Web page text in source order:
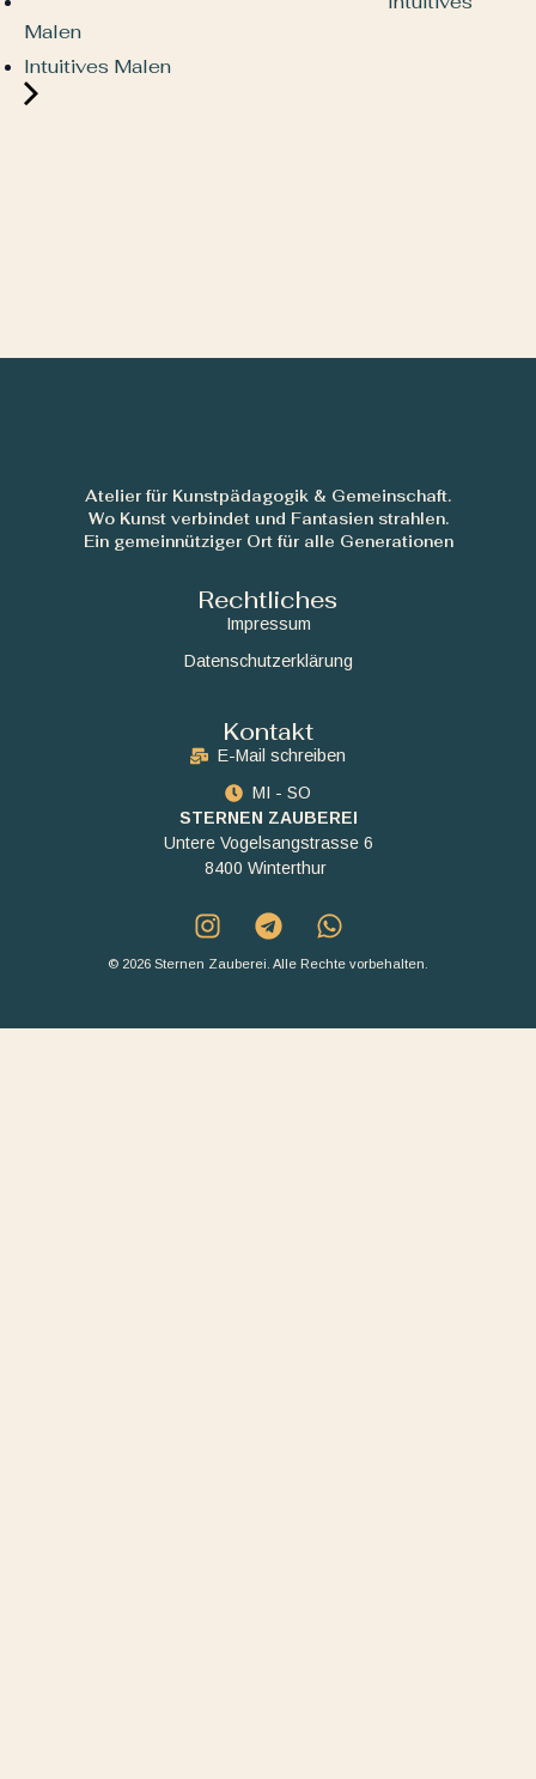
Malen
Intuitives Malen
Atelier für Kunstpädagogik & Gemeinschaft.
Wo Kunst verbindet und Fantasien strahlen.
Ein gemeinnütziger Ort für alle Generationen
Rechtliches
Impressum
Datenschutzerklärung
Kontakt
E-Mail schreiben
MI - SO
STERNEN ZAUBEREI
Untere Vogelsangstrasse 6
8400 Winterthur
© 2026 Sternen Zauberei. Alle Rechte vorbehalten.